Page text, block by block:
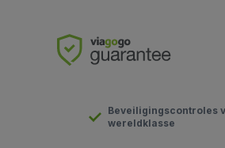
Beveiligingscontroles
wereldklasse